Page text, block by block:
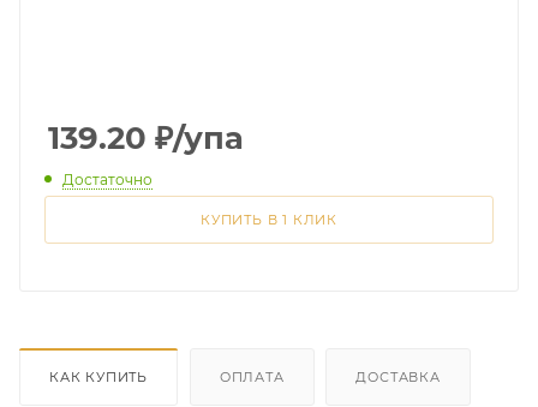
139.20 ₽/упа
Достаточно
КУПИТЬ В 1 КЛИК
КАК КУПИТЬ ОПЛАТА ДОСТАВКА